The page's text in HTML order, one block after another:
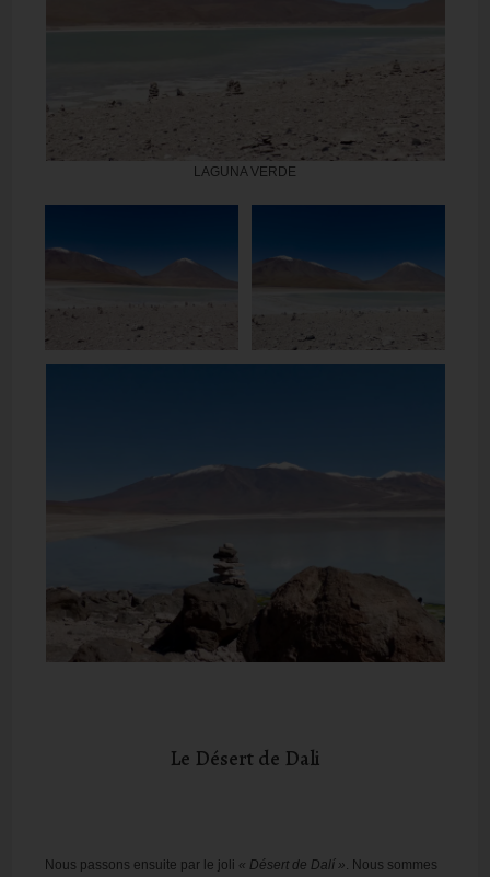
LAGUNA VERDE
Le Désert de Dali
Nous passons ensuite par le joli « Désert de Dalí » . Nous sommes